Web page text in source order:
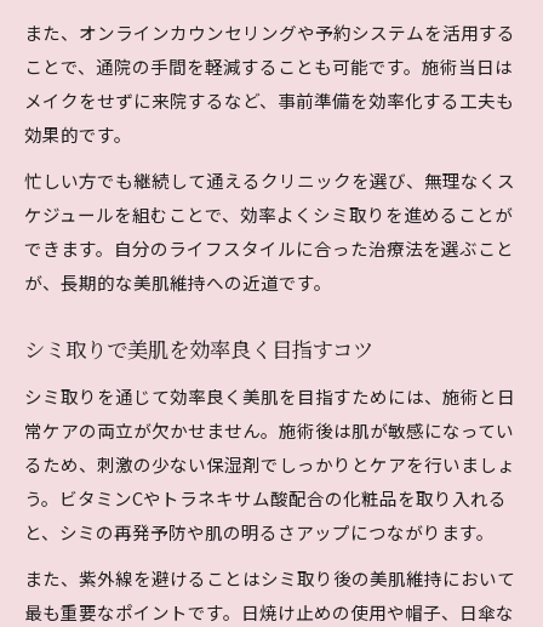
また、オンラインカウンセリングや予約システムを活用する
ことで、通院の手間を軽減することも可能です。施術当日は
メイクをせずに来院するなど、事前準備を効率化する工夫も
効果的です。
忙しい方でも継続して通えるクリニックを選び、無理なくス
ケジュールを組むことで、効率よくシミ取りを進めることが
できます。自分のライフスタイルに合った治療法を選ぶこと
が、長期的な美肌維持への近道です。
シミ取りで美肌を効率良く目指すコツ
シミ取りを通じて効率良く美肌を目指すためには、施術と日
常ケアの両立が欠かせません。施術後は肌が敏感になってい
るため、刺激の少ない保湿剤でしっかりとケアを行いましょ
う。ビタミンCやトラネキサム酸配合の化粧品を取り入れる
と、シミの再発予防や肌の明るさアップにつながります。
また、紫外線を避けることはシミ取り後の美肌維持において
最も重要なポイントです。日焼け止めの使用や帽子、日傘な